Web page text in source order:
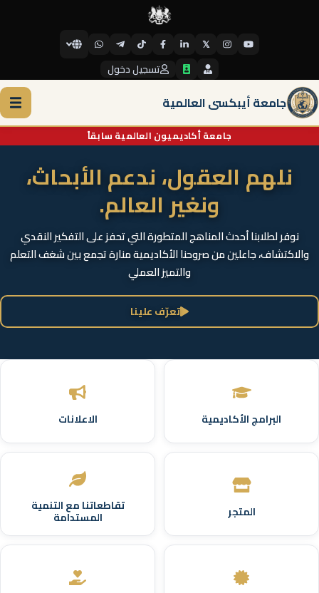
جامعة أكاديميون العالمية سابقاً
𝕏
تسجيل دخول
جامعة أيبكسي العالمية
نلهم العقول، ندعم الأبحاث،
ونغير العالم.
نوفر لطلابنا أحدث المناهج المتطورة التي تحفز على التفكير النقدي
والاكتشاف، جاعلين من صروحنا الأكاديمية منارة تجمع بين شغف التعلم
والتميز العملي
تعرّف علينا
البرامج الأكاديمية الاعلانات
المتجر تقاطعاتنا مع التنمية
المستدامة